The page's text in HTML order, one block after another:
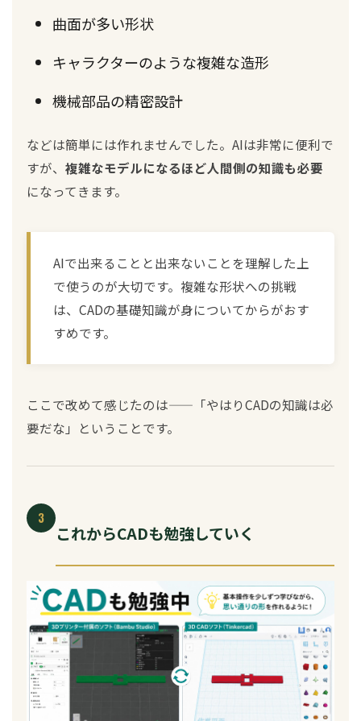
曲面が多い形状
キャラクターのような複雑な造形
機械部品の精密設計
などは簡単には作れませんでした。AIは非常に便利で
すが、 複雑なモデルになるほど人間側の知識も必要
になってきます。
AIで出来ることと出来ないことを理解した上
で使うのが大切です。複雑な形状への挑戦
は、CADの基礎知識が身についてからがおす
すめです。
ここで改めて感じたのは——「やはりCADの知識は必
要だな」ということです。
3
これからCADも勉強していく